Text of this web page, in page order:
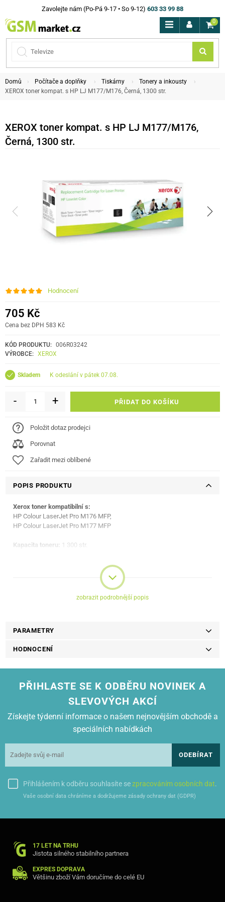
Zavolejte nám (Po-Pá 9-17 • So 9-12) 603 33 99 88
0
Domů Počítače a doplňky Tiskárny
Tonery a inkousty
XEROX toner kompat. s HP LJ M177/M176, Černá, 1300 str.
XEROX toner kompat. s HP LJ M177/M176,
Černá, 1300 str.
Hodnocení
705 Kč
Cena bez DPH 583 Kč
KÓD PRODUKTU: 006R03242
VÝROBCE: XEROX
Skladem k odeslání v pátek 07.08.
- + PŘIDAT DO KOŠÍKU
Položit dotaz prodejci
Porovnat
Zařadit mezi oblíbené
POPIS PRODUKTU
Xerox toner kompatibilní s:
HP Colour LaserJet Pro M176 MFP,
HP Colour LaserJet Pro M177 MFP
Kapacita toneru: 1 300 str.
zobrazit podrobnější popis
PARAMETRY
HODNOCENÍ
PŘIHLASTE SE K ODBĚRU NOVINEK A
SLEVOVÝCH AKCÍ
Získejte týdenní informace o našem nejnovějším obchodě a
speciálních nabídkách
ODEBÍRAT
Přihlášením k odběru souhlasíte sezpracováním osobních dat.
Vaše osobní data chráníme a dodržujeme zásady ochrany dat (GDPR)
17 LET NA TRHU
Jistota silného stabilního partnera
EXPRES DOPRAVA
Většinu zboží Vám doručíme do celé EU